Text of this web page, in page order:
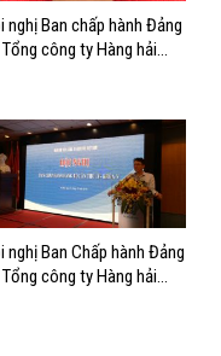
nghị Ban chấp hành Đảng
công ty Hàng hải
nghị Ban Chấp hành Đảng
Tổng công ty Hàng hải